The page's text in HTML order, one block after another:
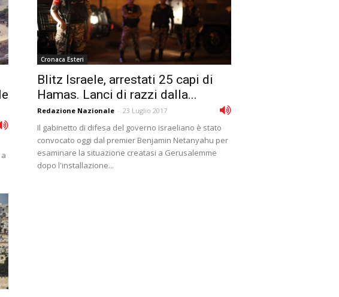
Cronaca Esteri
Blitz Israele, arrestati 25 capi di
Hamas. Lanci di razzi dalla...
Redazione Nazionale - 23 Luglio 2017
Il gabinetto di difesa del governo israeliano è stato
convocato oggi dal premier Benjamin Netanyahu per
esaminare la situazione creatasi a Gerusalemme
dopo l'installazione...